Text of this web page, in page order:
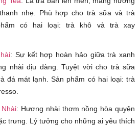
nhẹ. Phù hợp cho trà sữa và trà
có hai loại: trà khô và trà xay
: Sự kết hợp hoàn hảo giữa trà xanh
nhài dịu dàng. Tuyệt vời cho trà sữa
đá mát lạnh. Sản phẩm có hai loại: trà
: Hương nhài thơm nồng hòa quyện
trưng. Lý tưởng cho những ai yêu thích